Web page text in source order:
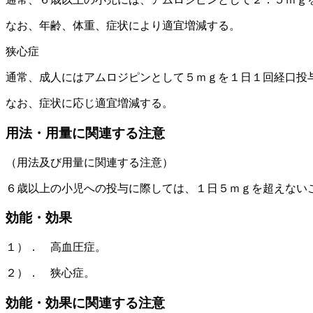
なお、年齢、体重、症状により適宜増減する。
狭心症
通常、成人にはアムロジピンとして５ｍｇを１日１回経口投
なお、症状に応じ適宜増減する。
用法・用量に関連する注意
（用法及び用量に関連する注意）
６歳以上の小児への投与に際しては、１日５ｍｇを超えない
効能・効果
１）． 高血圧症。
２）． 狭心症。
効能・効果に関連する注意